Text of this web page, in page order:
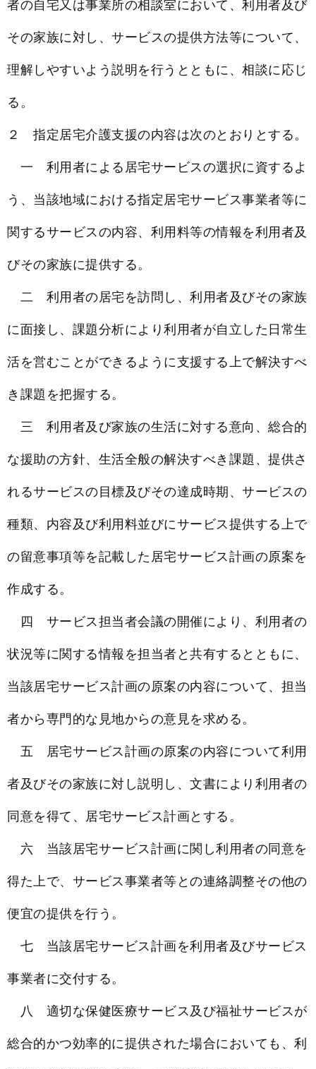
者の自宅又は事業所の相談室において、利用者及び
その家族に対し、サービスの提供方法等について、
理解しやすいよう説明を行うとともに、相談に応じ
る。
２ 指定居宅介護支援の内容は次のとおりとする。
一 利用者による居宅サービスの選択に資するよ
う、当該地域における指定居宅サービス事業者等に
関するサービスの内容、利用料等の情報を利用者及
びその家族に提供する。
二 利用者の居宅を訪問し、利用者及びその家族
に面接し、課題分析により利用者が自立した日常生
活を営むことができるように支援する上で解決すべ
き課題を把握する。
三 利用者及び家族の生活に対する意向、総合的
な援助の方針、生活全般の解決すべき課題、提供さ
れるサービスの目標及びその達成時期、サービスの
種類、内容及び利用料並びにサービス提供する上で
の留意事項等を記載した居宅サービス計画の原案を
作成する。
四 サービス担当者会議の開催により、利用者の
状況等に関する情報を担当者と共有するとともに、
当該居宅サービス計画の原案の内容について、担当
者から専門的な見地からの意見を求める。
五 居宅サービス計画の原案の内容について利用
者及びその家族に対し説明し、文書により利用者の
同意を得て、居宅サービス計画とする。
六 当該居宅サービス計画に関し利用者の同意を
得た上で、サービス事業者等との連絡調整その他の
便宜の提供を行う。
七 当該居宅サービス計画を利用者及びサービス
事業者に交付する。
八 適切な保健医療サービス及び福祉サービスが
総合的かつ効率的に提供された場合においても、利